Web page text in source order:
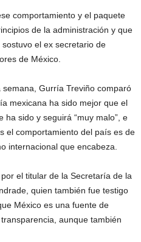
comportamiento y el paquete
de la administración y que
el ex secretario de
de México.
Gurría Treviño comparó
mexicana ha sido mejor que el
sido y seguirá “muy malo”, e
el comportamiento del país es de
internacional que encabeza.
el titular de la Secretaría de la
quien también fue testigo
México es una fuente de
aunque también